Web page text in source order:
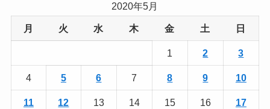
2020年5月
月 火 水 木 金 土 日
1 2 3
4 5 6 7 8 9 10
11 12 13 14 15 16 17